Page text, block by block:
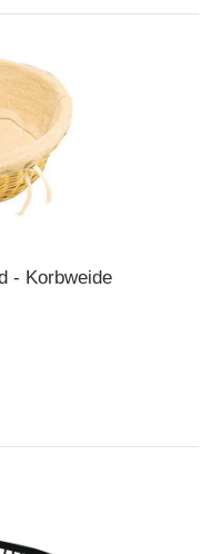
- Korbweide